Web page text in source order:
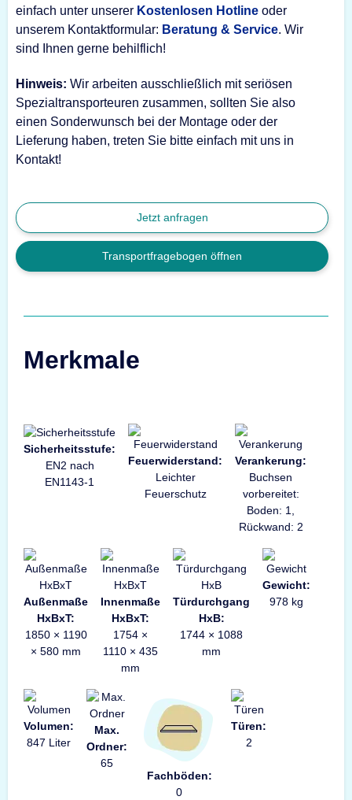
einfach unter unserer Kostenlosen Hotline oder
unserem Kontaktformular: Beratung & Service. Wir
sind Ihnen gerne behilflich!
Hinweis: Wir arbeiten ausschließlich mit seriösen
Spezialtransporteuren zusammen, sollten Sie also
einen Sonderwunsch bei der Montage oder der
Lieferung haben, treten Sie bitte einfach mit uns in
Kontakt!
Jetzt anfragen
Transportfragebogen öffnen
Merkmale
Sicherheitsstufe:
EN2 nach
EN1143-1
Feuerwiderstand:
Leichter
Feuerschutz
Verankerung:
Buchsen
vorbereitet:
Boden: 1,
Rückwand: 2
Außenmaße
HxBxT:
1850 × 1190
× 580 mm
Innenmaße
HxBxT:
1754 ×
1110 × 435
mm
Türdurchgang
HxB:
1744 × 1088
mm
Gewicht:
978 kg
Volumen:
847 Liter
Max.
Ordner:
65
Fachböden:
0
Türen:
2